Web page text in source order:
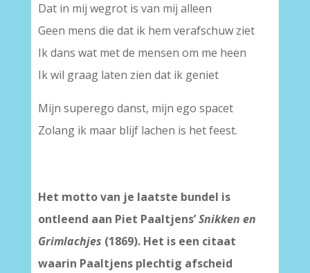
Dat in mij wegrot is van mij alleen
Geen mens die dat ik hem verafschuw ziet
Ik dans wat met de mensen om me heen
Ik wil graag laten zien dat ik geniet
Mijn superego danst, mijn ego spacet
Zolang ik maar blijf lachen is het feest.
Het motto van je laatste bundel is
ontleend aan Piet Paaltjens’Snikken en
Grimlachjes (1869). Het is een citaat
waarin Paaltjens plechtig afscheid